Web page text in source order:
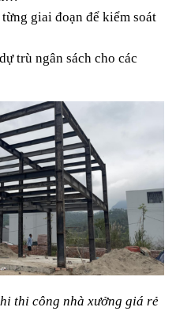
giai đoạn để kiểm soát
trù ngân sách cho các
thi công nhà xưởng giá rẻ